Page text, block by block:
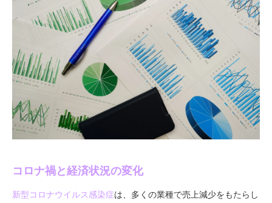
コロナ禍と経済状況の変化
新型コロナウイルス感染症は、多くの業種で売上減少をもたらし